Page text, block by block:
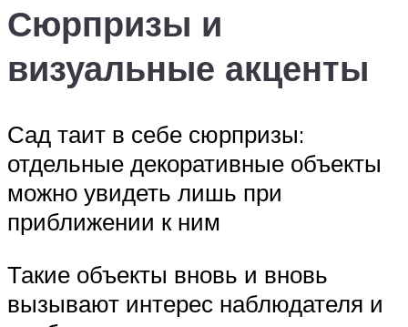
Сюрпризы и
визуальные акценты
Сад таит в себе сюрпризы:
отдельные декоративные объекты
можно увидеть лишь при
приближении к ним
Такие объекты вновь и вновь
вызывают интерес наблюдателя и